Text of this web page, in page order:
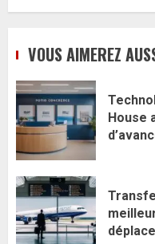
VOUS AIMEREZ
House